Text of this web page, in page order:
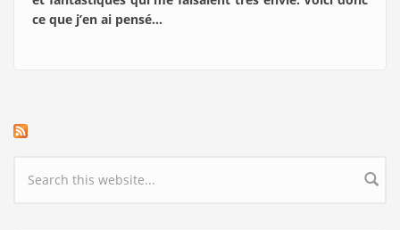
ce que j’en ai pensé…
Search form